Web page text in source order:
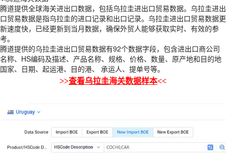
腾道提供全球海关进出口数据，包括乌拉圭进出口贸易数据。乌拉圭进出
口贸易数据是指乌拉圭的进口记录和出口记录。乌拉圭进出口贸易数据更
新速度快，已经更新到当月数据，确保外贸人能够获取实时、有效的参
考。
腾道提供的乌拉圭进出口贸易数据有92个数据字段，包含进出口商公司
名称、HS编码及描述、产品名称、规格、价格、数量、原产地和目的地
国家、日期、起运港、目的港、 承运人、提单号等。
>>查看乌拉圭海关数据样本<<